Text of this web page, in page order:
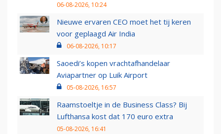
06-08-2026, 10:24
Nieuwe ervaren CEO moet het tij keren
voor geplaagd Air India
06-08-2026, 10:17
Saoedi’s kopen vrachtafhandelaar
Aviapartner op Luik Airport
05-08-2026, 16:57
Raamstoeltje in de Business Class? Bij
Lufthansa kost dat 170 euro extra
05-08-2026, 16:41